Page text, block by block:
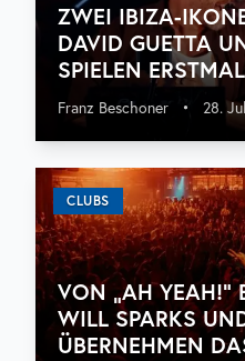
ZWEI IBIZA-
DAVID GUETTA
SPIELEN
Franz Beschoner • 28.
CLUBS
VON „AH YEAH!“
WILL SPARKS
ÜBERNEHMEN